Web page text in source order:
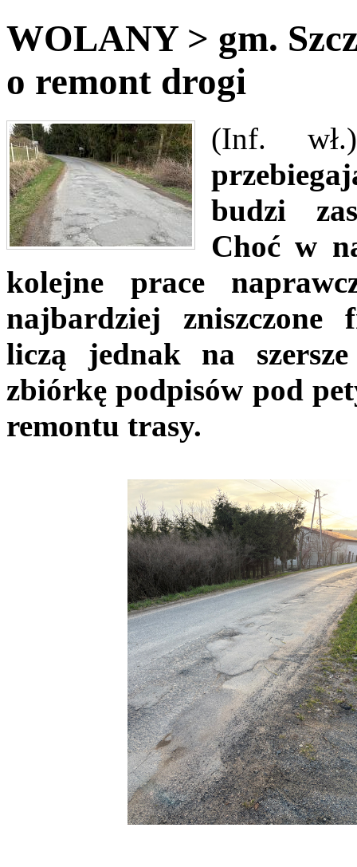
WOLANY > gm.
o remont drogi
(Inf.
budzi
Choć w
kolejne prace
najbardziej zniszczone
liczą jednak na
zbiórkę podpisów pod
remontu trasy.